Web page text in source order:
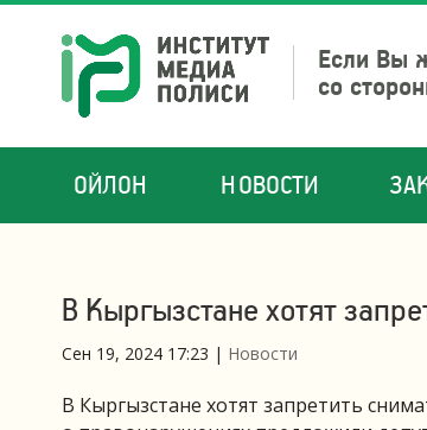
Если Вы
со
ОЙЛОН НОВОСТИ
В Кыргызстане хотят
Сен 19, 2024 17:23 | Новости
В Кыргызстане хотят запретить